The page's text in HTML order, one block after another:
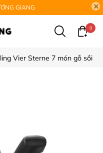
GIANG
0
Vier Sterne 7 món gỗ sồi